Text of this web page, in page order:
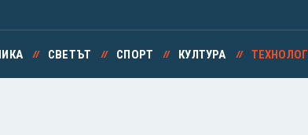
СВЕТЪТ СПОРТ КУЛТУРА